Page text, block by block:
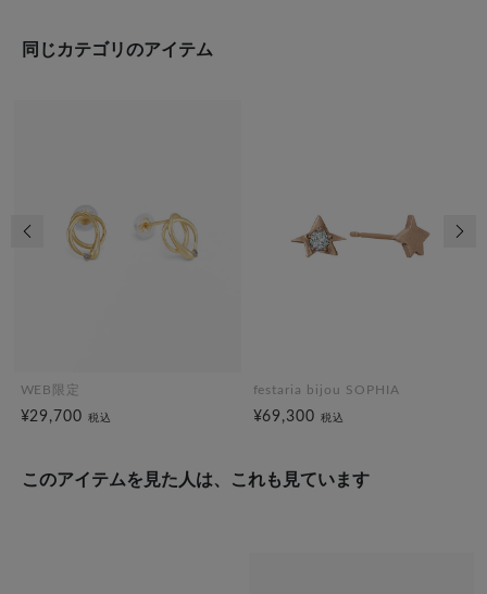
同じカテゴリのアイテム
WEB限定
¥29,700税込
festaria bijou SOPHIA
¥69,300税込
前の画像
このアイテムを見た人は、これも見ています